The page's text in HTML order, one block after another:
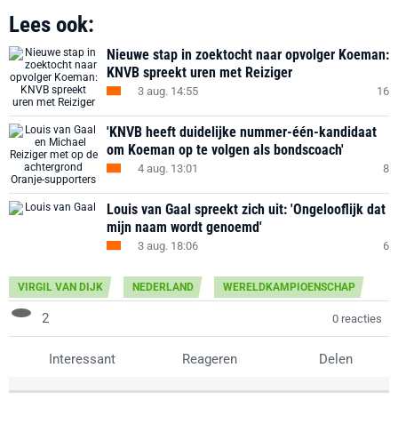
Lees ook:
Nieuwe stap in zoektocht naar opvolger Koeman:
KNVB spreekt uren met Reiziger
3 aug. 14:55 16
'KNVB heeft duidelijke nummer-één-kandidaat
om Koeman op te volgen als bondscoach'
4 aug. 13:01 8
Louis van Gaal spreekt zich uit: 'Ongelooflijk dat
mijn naam wordt genoemd'
3 aug. 18:06 6
VIRGIL VAN DIJK NEDERLAND WERELDKAMPIOENSCHAP
2 0 reacties
Interessant Reageren Delen